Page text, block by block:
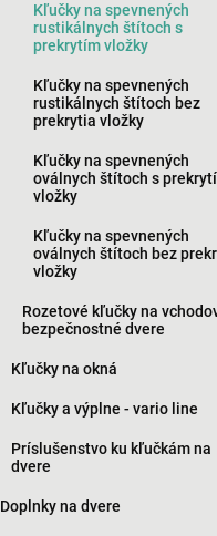
Kľučky na spevnených
rustikálnych štítoch s
prekrytím vložky
Kľučky na spevnených
rustikálnych štítoch bez
prekrytia vložky
Kľučky na spevnených
oválnych štítoch s
vložky
Kľučky na spevnených
oválnych štítoch bez
vložky
Rozetové kľučky na
bezpečnostné dvere
Kľučky na okná
Kľučky a výplne - vario line
Príslušenstvo ku kľučkám na
dvere
Doplnky na dvere